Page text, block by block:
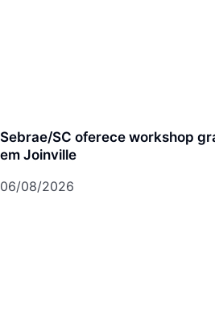
Sebrae/SC oferece workshop
em Joinville
06/08/2026